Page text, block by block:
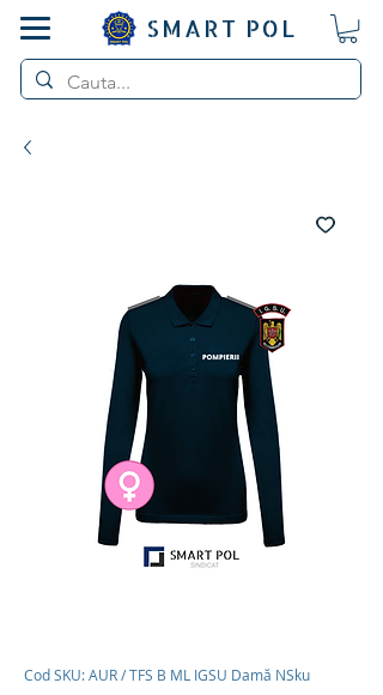
SMART POL
Cod SKU: AUR / TFS B ML IGSU Damă NSku